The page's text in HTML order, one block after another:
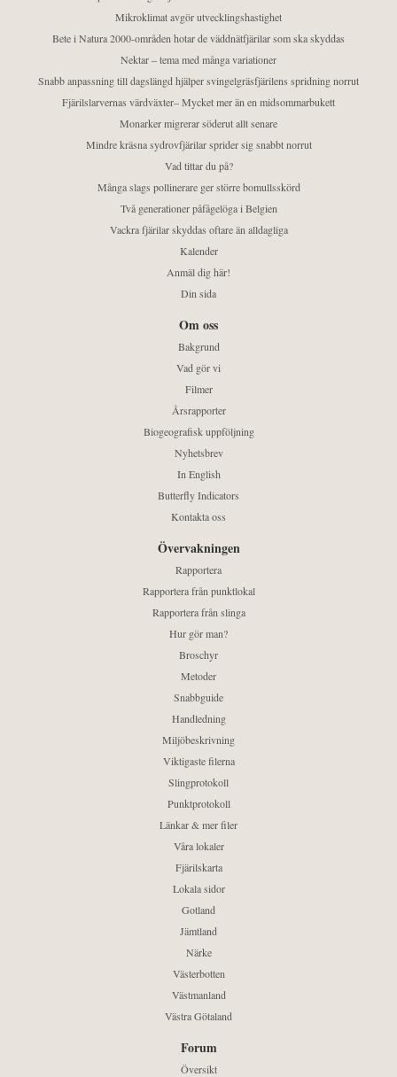
Mikroklimat avgör utvecklingshastighet
Bete i Natura 2000-områden hotar de väddnätfjärilar som ska skyddas
Nektar – tema med många variationer
Snabb anpassning till dagslängd hjälper svingelgräsfjärilens spridning norrut
Fjärilslarvernas värdväxter– Mycket mer än en midsommarbukett
Monarker migrerar söderut allt senare
Mindre kräsna sydrovfjärilar sprider sig snabbt norrut
Vad tittar du på?
Många slags pollinerare ger större bomullsskörd
Två generationer påfågelöga i Belgien
Vackra fjärilar skyddas oftare än alldagliga
Kalender
Anmäl dig här!
Din sida
Om oss
Bakgrund
Vad gör vi
Filmer
Årsrapporter
Biogeografisk uppföljning
Nyhetsbrev
In English
Butterfly Indicators
Kontakta oss
Övervakningen
Rapportera
Rapportera från punktlokal
Rapportera från slinga
Hur gör man?
Broschyr
Metoder
Snabbguide
Handledning
Miljöbeskrivning
Viktigaste filerna
Slingprotokoll
Punktprotokoll
Länkar & mer filer
Våra lokaler
Fjärilskarta
Lokala sidor
Gotland
Jämtland
Närke
Västerbotten
Västmanland
Västra Götaland
Forum
Översikt